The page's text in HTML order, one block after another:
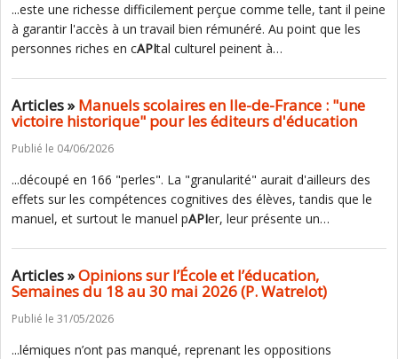
...este une richesse difficilement perçue comme telle, tant il peine
à garantir l'accès à un travail bien rémunéré. Au point que les
personnes riches en cAPItal culturel peinent à…
Articles »Manuels scolaires en Ile-de-France : "une
victoire historique" pour les éditeurs d'éducation
Publié le 04/06/2026
...découpé en 166 "perles". La "granularité" aurait d'ailleurs des
effets sur les compétences cognitives des élèves, tandis que le
manuel, et surtout le manuel pAPIer, leur présente un…
Articles »Opinions sur l’École et l’éducation,
Semaines du 18 au 30 mai 2026 (P. Watrelot)
Publié le 31/05/2026
...lémiques n’ont pas manqué, reprenant les oppositions